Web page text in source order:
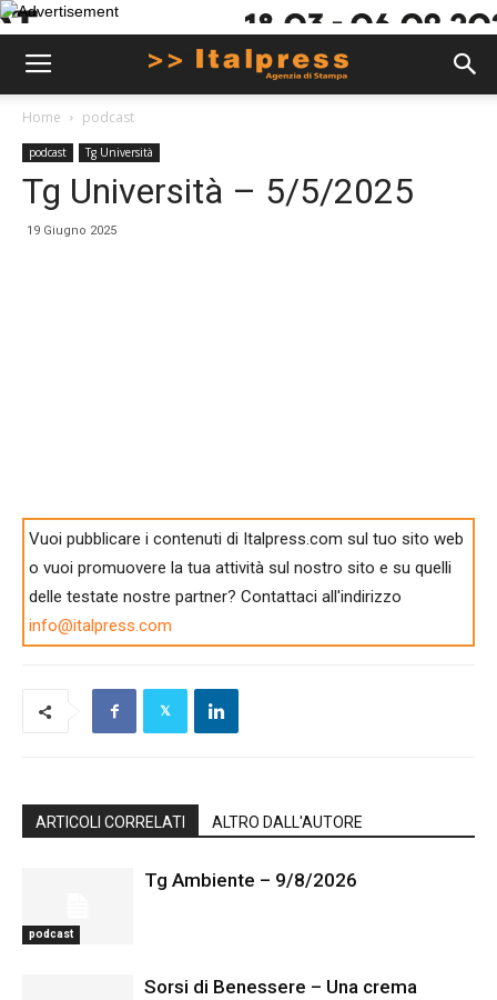
Home podcast
podcast Tg Università
Tg Università – 5/5/2025
19 Giugno 2025
Vuoi pubblicare i contenuti di Italpress.com sul tuo sito web
o vuoi promuovere la tua attività sul nostro sito e su quelli
delle testate nostre partner? Contattaci all'indirizzo
info@italpress.com
ARTICOLI CORRELATI ALTRO DALL'AUTORE
podcast
Tg Ambiente – 9/8/2026
Sorsi di Benessere – Una crema